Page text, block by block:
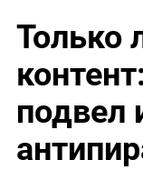
Только
подвел